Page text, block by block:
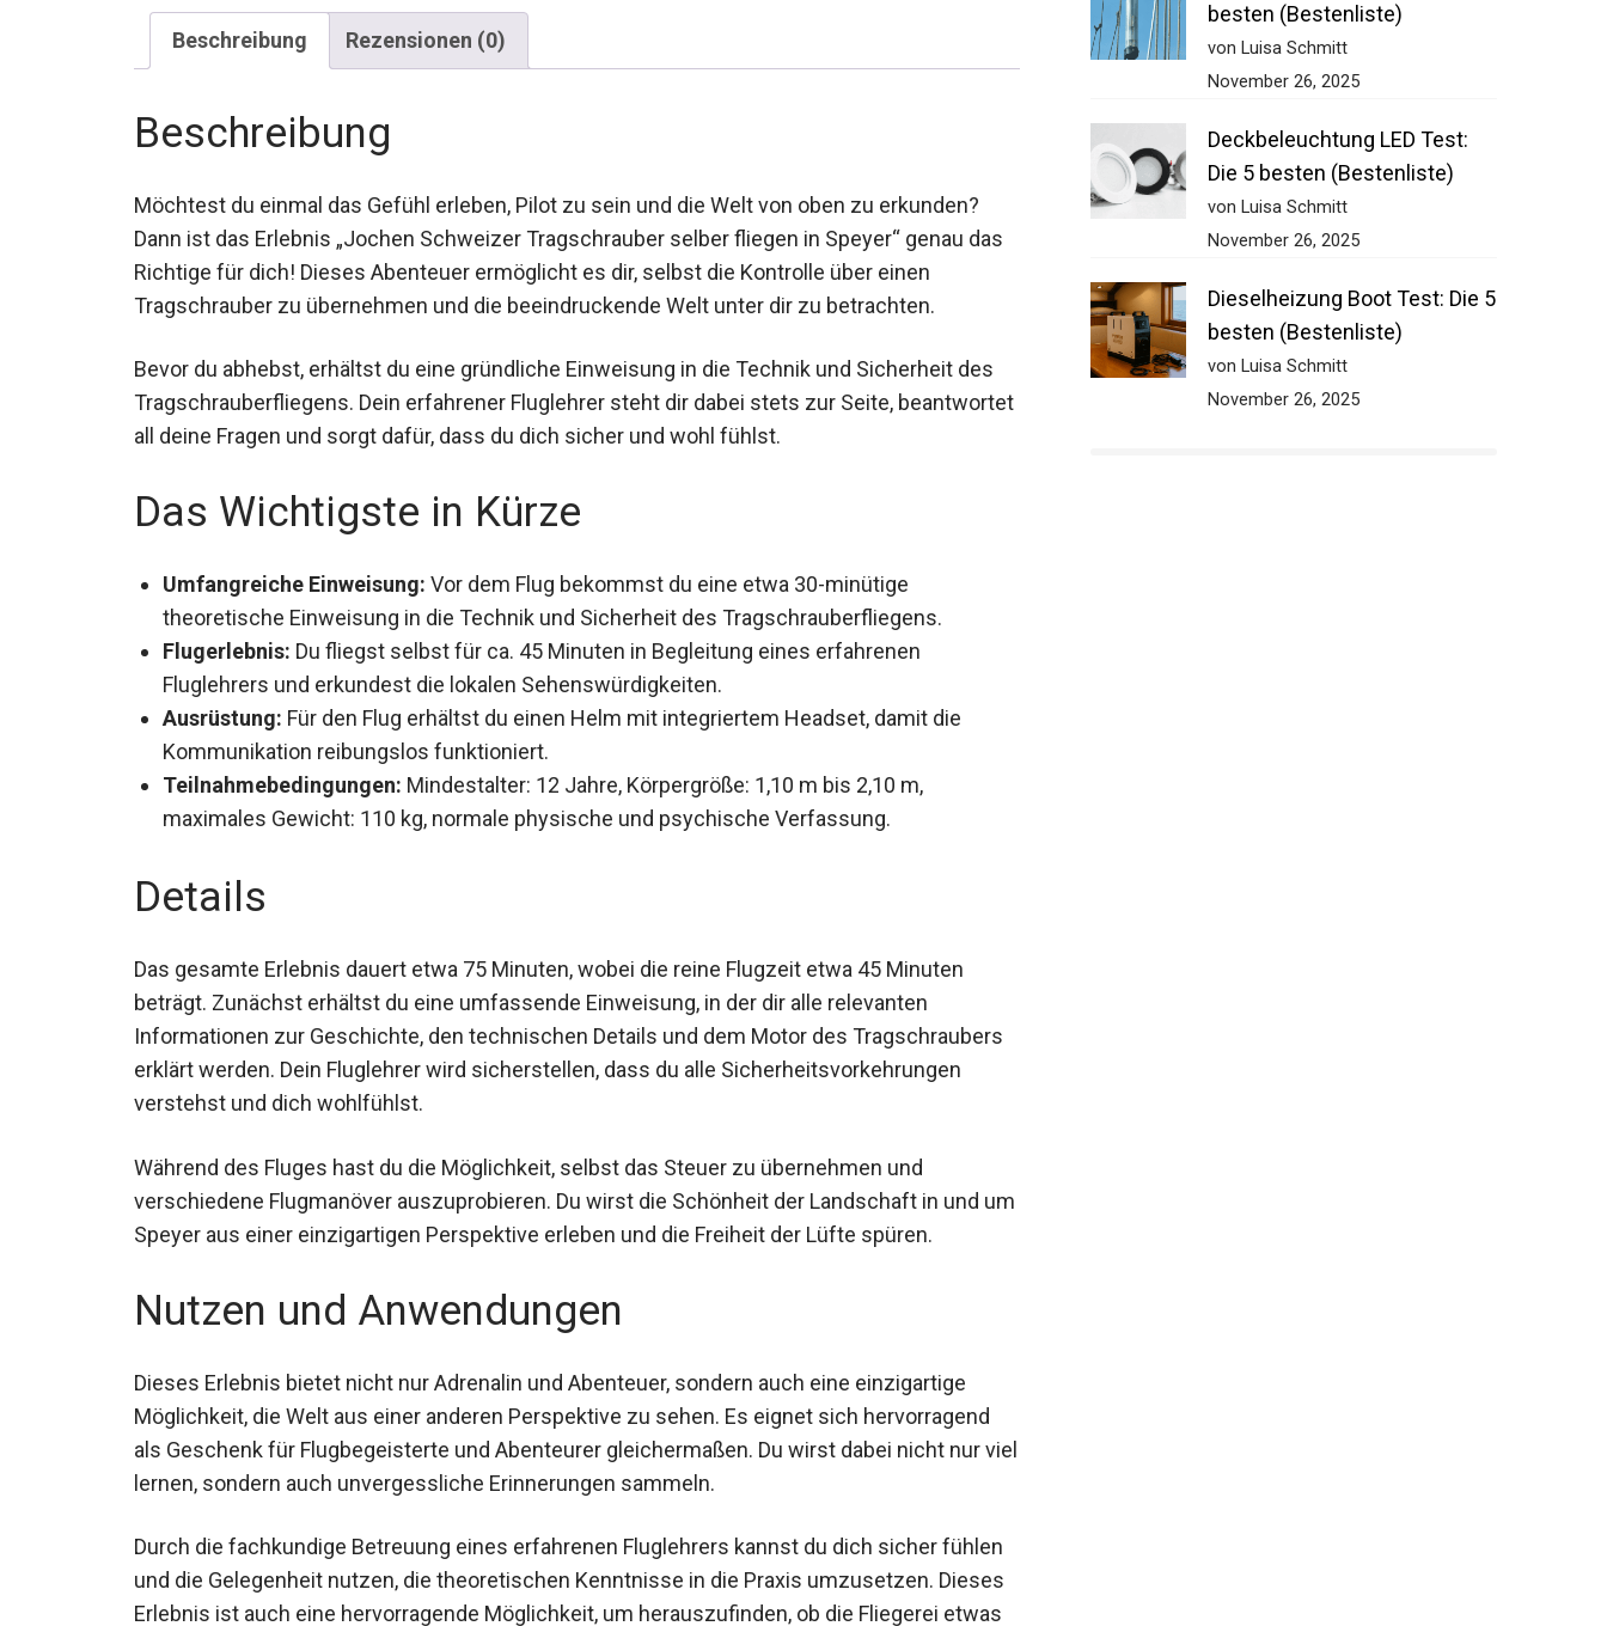
Rezensionen (0)
Beschreibung
Möchtest du einmal das Gefühl erleben, Pilot zu sein und die Welt von oben zu erkunden?
Dann ist das Erlebnis „Jochen Schweizer Tragschrauber selber fliegen in Speyer“ genau das
Richtige für dich! Dieses Abenteuer ermöglicht es dir, selbst die Kontrolle über einen
Bevor du abhebst, erhältst du eine gründliche Einweisung in die Technik und Sicherheit des
Tragschrauberfliegens. Dein erfahrener Fluglehrer steht dir dabei stets zur Seite,
Das Wichtigste in Kürze
Umfangreiche Einweisung: Vor dem Flug bekommst du eine etwa 30-minütige
theoretische Einweisung in die Technik und Sicherheit des Tragschrauberfliegens.
Flugerlebnis:Du fliegst selbst für ca. 45 Minuten in Begleitung eines erfahrenen
Fluglehrers und erkundest die lokalen Sehenswürdigkeiten.
Ausrüstung:Für den Flug erhältst du einen Helm mit integriertem Headset, damit die
Kommunikation reibungslos funktioniert.
Teilnahmebedingungen: Mindestalter: 12 Jahre, Körpergröße: 1,10 m bis 2,10 m,
Details
Das gesamte Erlebnis dauert etwa 75 Minuten, wobei die reine Flugzeit etwa 45 Minuten
beträgt. Zunächst erhältst du eine umfassende Einweisung, in der dir alle relevanten
Informationen zur Geschichte, den technischen Details und dem Motor des Tragschraubers
erklärt werden. Dein Fluglehrer wird sicherstellen, dass du alle Sicherheitsvorkehrungen
Während des Fluges hast du die Möglichkeit, selbst das Steuer zu übernehmen und
verschiedene Flugmanöver auszuprobieren. Du wirst die Schönheit der Landschaft in und
Nutzen und Anwendungen
Dieses Erlebnis bietet nicht nur Adrenalin und Abenteuer, sondern auch eine einzigartige
Möglichkeit, die Welt aus einer anderen Perspektive zu sehen. Es eignet sich hervorragend
als Geschenk für Flugbegeisterte und Abenteurer gleichermaßen. Du wirst dabei nicht nur
Durch die fachkundige Betreuung eines erfahrenen Fluglehrers kannst du dich sicher fühlen
und die Gelegenheit nutzen, die theoretischen Kenntnisse in die Praxis umzusetzen. Dieses
besten (Bestenliste)
von Luisa Schmitt
November 26, 2025
Deckbeleuchtung LED Test:
Die 5 besten (Bestenliste)
von Luisa Schmitt
November 26, 2025
Dieselheizung Boot Test: Die
5 besten (Bestenliste)
von Luisa Schmitt
November 26, 2025